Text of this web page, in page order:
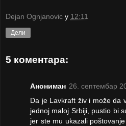
Dejan Ognjanovic у 12:11
Дели
5 коментара:
Анониман 26. септембар
Da je Lavkraft živ i može da
jednoj maloj Srbiji, pustio bi
jer ste mu ukazali